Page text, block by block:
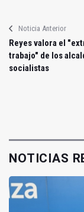
Noticia Anterior
Reyes valora el
trabajo" de los
socialistas
NOTICIAS